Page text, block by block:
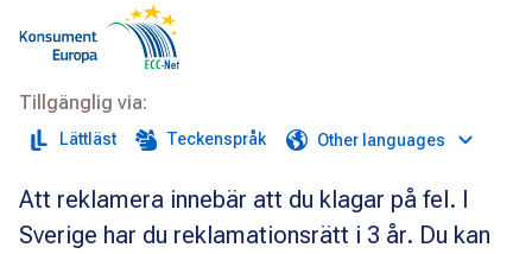
Tillgänglig via:
Lättläst Teckenspråk Other languages
Att reklamera innebär att du klagar på fel. I
Sverige har du reklamationsrätt i 3 år. Du kan